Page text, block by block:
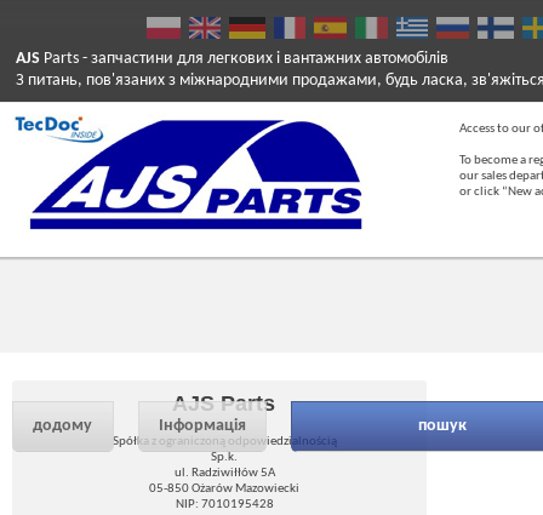
AJS Parts - запчастини для легкових і вантажних автомобілів
З питань, пов'язаних з міжнародними продажами, будь ласка,
Access to our
To become a
our sales
or click “New
додому Інформація пошук
AJS Parts
Spółka z ograniczoną odpowiedzialnością
Sp.k.
ul. Radziwiłłów 5A
05-850 Ożarów Mazowiecki
NIP: 7010195428